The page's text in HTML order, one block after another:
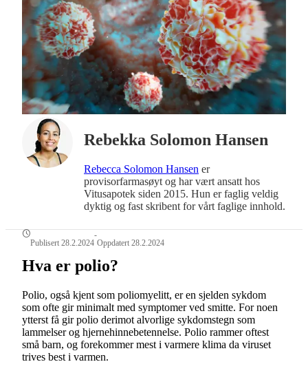
Rebekka Solomon Hansen
Rebecca Solomon Hansen er
provisorfarmasøyt og har vært ansatt hos
Vitusapotek siden 2015. Hun er faglig veldig
dyktig og fast skribent for vårt faglige innhold.
Publisert 28.2.2024
-
Oppdatert 28.2.2024
Hva er polio?
Polio, også kjent som poliomyelitt, er en sjelden sykdom
som ofte gir minimalt med symptomer ved smitte. For noen
ytterst få gir polio derimot alvorlige sykdomstegn som
lammelser og hjernehinnebetennelse. Polio rammer oftest
små barn, og forekommer mest i varmere klima da viruset
trives best i varmen.